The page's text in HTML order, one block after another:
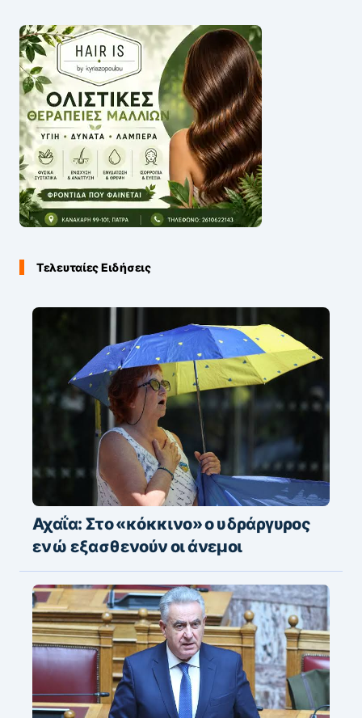
Τελευταίες Ειδήσεις
Αχαΐα: Στο «κόκκινο» ο υδράργυρος
ενώ εξασθενούν οι άνεμοι